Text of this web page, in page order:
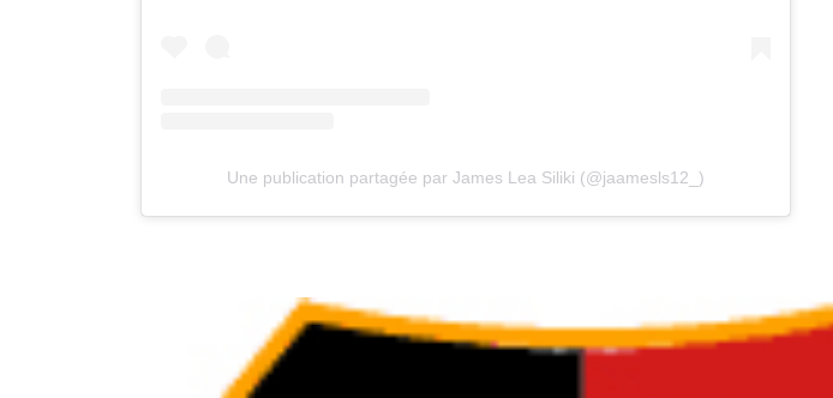
Une publication partagée par James Lea Siliki (@jaamesls12_)